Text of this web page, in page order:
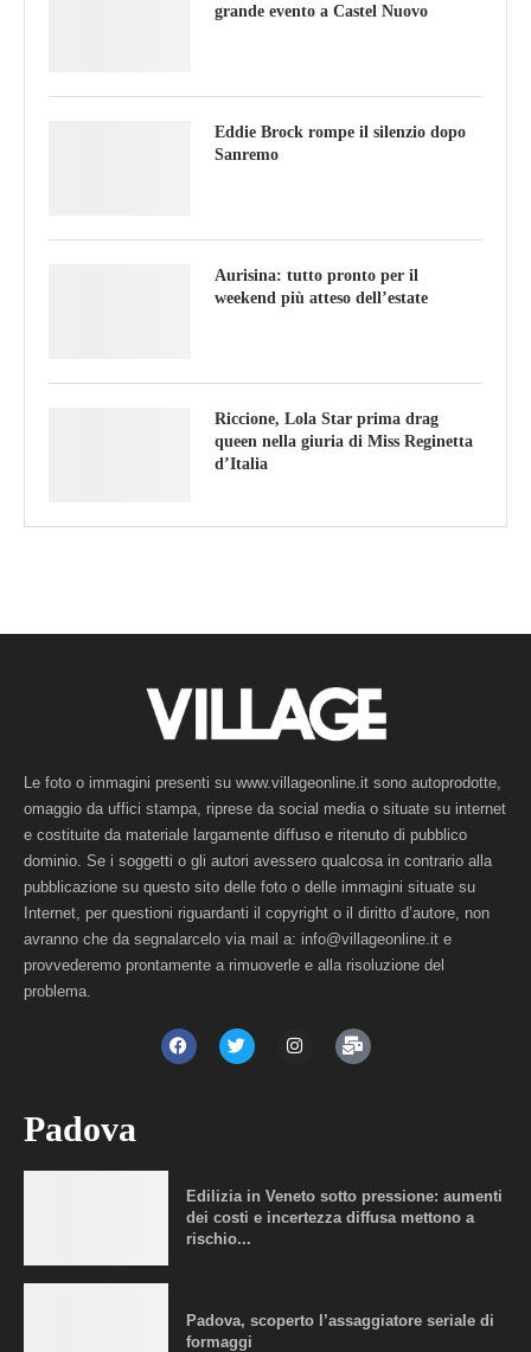
grande evento a Castel Nuovo
Eddie Brock rompe il silenzio dopo
Sanremo
Aurisina: tutto pronto per il
weekend più atteso dell’estate
Riccione, Lola Star prima drag
queen nella giuria di Miss Reginetta
d’Italia
Le foto o immagini presenti su www.villageonline.it sono autoprodotte,
omaggio da uffici stampa, riprese da social media o situate su internet
e costituite da materiale largamente diffuso e ritenuto di pubblico
dominio. Se i soggetti o gli autori avessero qualcosa in contrario alla
pubblicazione su questo sito delle foto o delle immagini situate su
Internet, per questioni riguardanti il copyright o il diritto d’autore, non
avranno che da segnalarcelo via mail a: info@villageonline.it e
provvederemo prontamente a rimuoverle e alla risoluzione del
problema.
Padova
Edilizia in Veneto sotto pressione: aumenti
dei costi e incertezza diffusa mettono a
rischio...
Padova, scoperto l’assaggiatore seriale di
formaggi